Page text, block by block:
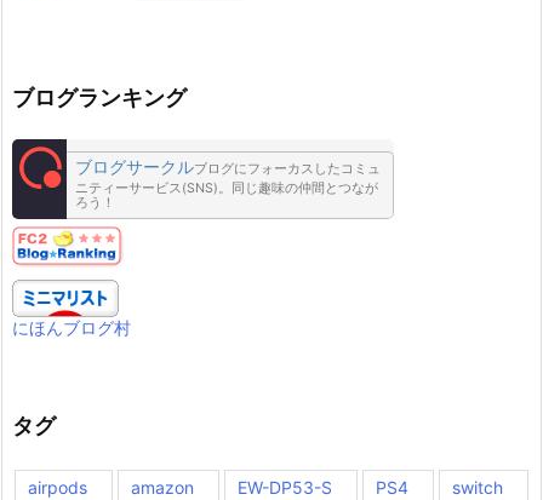
ブログランキング
ブログサークルブログにフォーカスしたコミュ
ニティーサービス(SNS)。同じ趣味の仲間とつなが
ろう！
にほんブログ村
タグ
airpods amazon EW-DP53-S PS4
switch